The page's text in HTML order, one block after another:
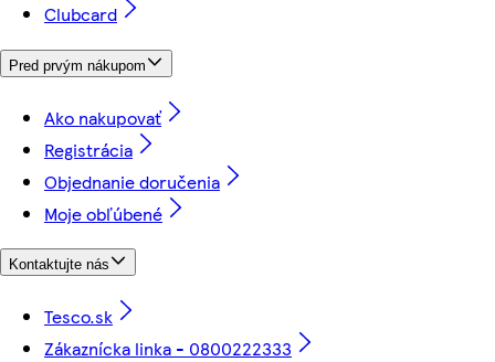
Clubcard
Pred prvým nákupom
Ako nakupovať
Registrácia
Objednanie doručenia
Moje obľúbené
Kontaktujte nás
Tesco.sk
Zákaznícka linka - 0800222333